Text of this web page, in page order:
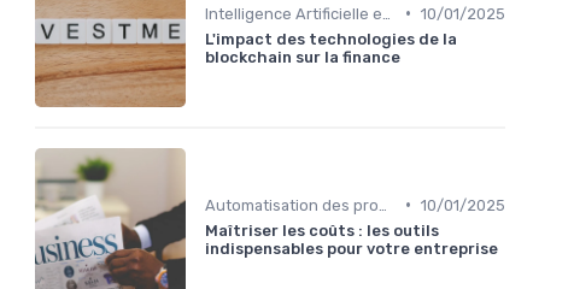
• 10/01/2025
L'impact des technologies de la
blockchain sur la finance
• 10/01/2025
Maîtriser les coûts : les outils
indispensables pour votre entreprise